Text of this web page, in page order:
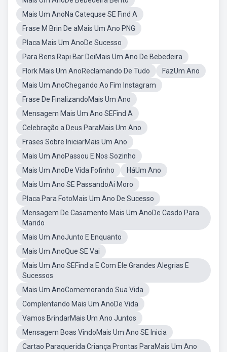
Mais Um AnoNa Catequse SE Find A
Frase M Brin De aMais Um Ano PNG
Placa Mais Um AnoDe Sucesso
Para Bens Rapi Bar DeiMais Um Ano De Bebedeira
Flork Mais Um AnoReclamando De Tudo
FazUm Ano
Mais Um AnoChegando Ao Fim Instagram
Frase De FinalizandoMais Um Ano
Mensagem Mais Um Ano SEFind A
Celebração a Deus ParaMais Um Ano
Frases Sobre IniciarMais Um Ano
Mais Um AnoPassou E Nos Sozinho
Mais Um AnoDe Vida Fofinho
HáUm Ano
Mais Um Ano SE PassandoAi Moro
Placa Para FotoMais Um Ano De Sucesso
Mensagem De Casamento Mais Um AnoDe Casdo Para
Marido
Mais Um AnoJunto E Enquanto
Mais Um AnoQue SE Vai
Mais Um Ano SEFind a E Com Ele Grandes Alegrias E
Sucessos
Mais Um AnoComemorando Sua Vida
Complentando Mais Um AnoDe Vida
Vamos BrindarMais Um Ano Juntos
Mensagem Boas VindoMais Um Ano SE Inicia
Cartao Paraquerida Criança Prontas ParaMais Um Ano